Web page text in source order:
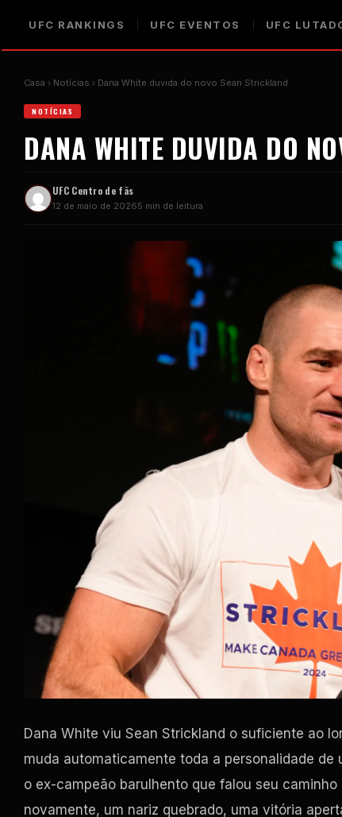
UFC RANKINGS UFC EVENTOS UFC
Casa Notícias Dana White duvida do novo Sean Strickland
NOTÍCIAS
DANA WHITE DUVIDA DO
UFCCentro de fãs
12 de maio de 20265 min de leitura
Dana White viu Sean Strickland o suficiente ao
muda automaticamente toda a personalidade de
o ex-campeão barulhento que falou seu
novamente, um nariz quebrado, uma vitória